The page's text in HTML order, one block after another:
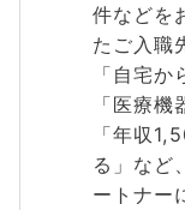
件などを
たご入職
「自宅
「医療
「年収
る」など
ートナー